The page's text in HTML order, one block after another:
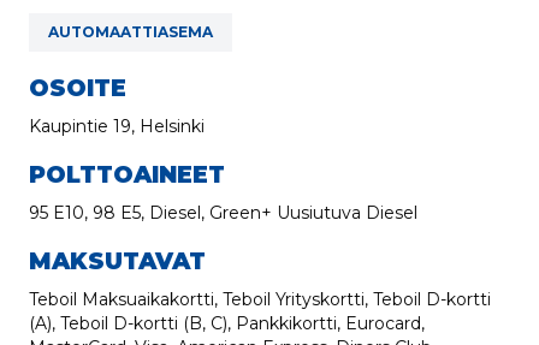
AUTOMAATTIASEMA
OSOITE
Kaupintie 19, Helsinki
POLTTOAINEET
95 E10, 98 E5, Diesel, Green+ Uusiutuva Diesel
MAKSUTAVAT
Teboil Maksuaikakortti, Teboil Yrityskortti, Teboil D-kortti
(A), Teboil D-kortti (B, C), Pankkikortti, Eurocard,